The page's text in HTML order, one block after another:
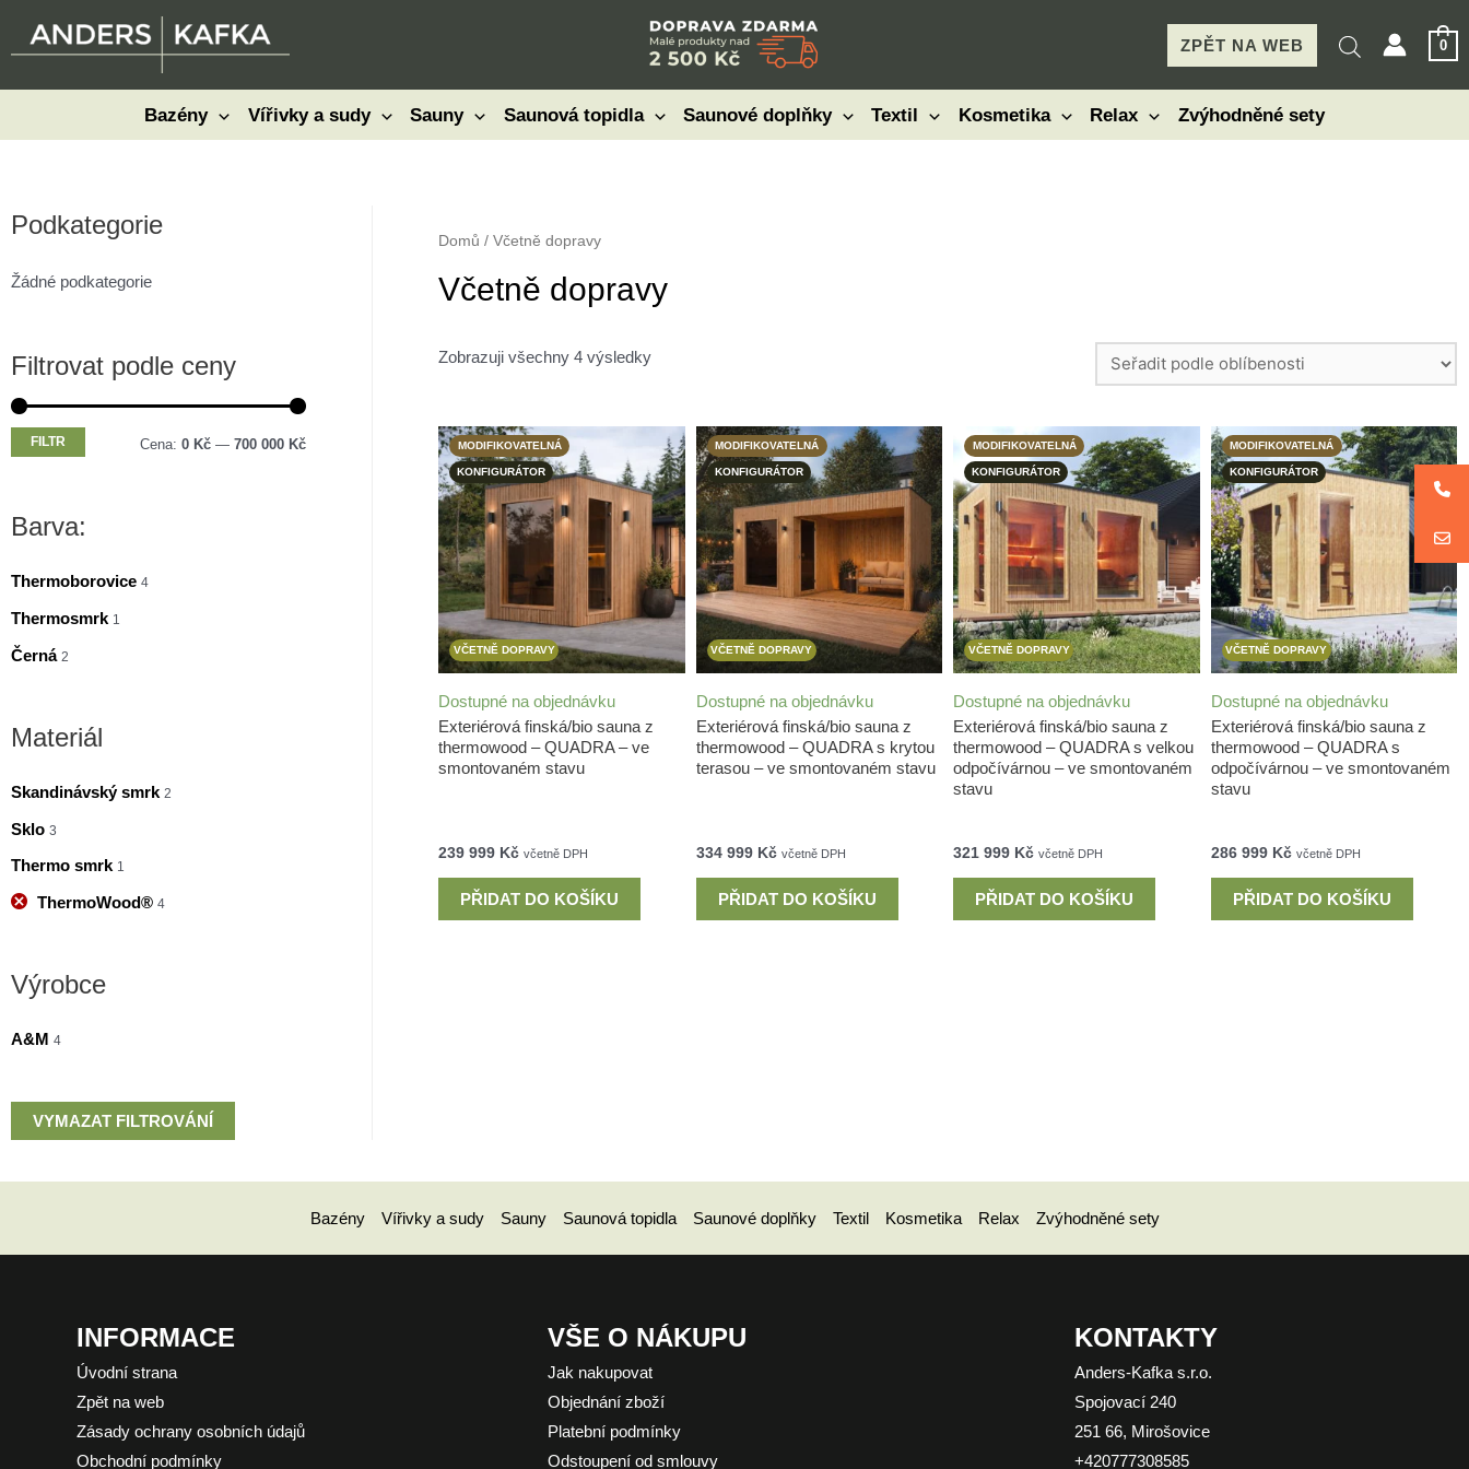
ZPĚT NA WEB 0
Bazény Vířivky a sudy Sauny Saunová topidla Saunové doplňky Textil Kosmetika Relax Zvýhodněné sety
Podkategorie
Žádné podkategorie
Filtrovat podle ceny
MM
FILTR Cena: 0 Kč — 700 000 Kč
Barva:
Thermoborovice 4
Thermosmrk 1
Černá 2
Materiál
Skandinávský smrk 2
Sklo 3
Thermo smrk 1
ThermoWood® 4
Výrobce
A&M 4
VYMAZAT FILTROVÁNÍ
Domů / Včetně dopravy
Včetně dopravy
Zobrazuji všechny 4 výsledky
VČETNĚ DOPRAVY
MODIFIKOVATELNÁ
KONFIGURÁTOR
Dostupné na objednávku
Exteriérová finská/bio sauna z
thermowood – QUADRA – ve
smontovaném stavu
239 999 Kč včetně DPH
PŘIDAT DO KOŠÍKU
VČETNĚ DOPRAVY
MODIFIKOVATELNÁ
KONFIGURÁTOR
Dostupné na objednávku
Exteriérová finská/bio sauna z
thermowood – QUADRA s krytou
terasou – ve smontovaném stavu
334 999 Kč včetně DPH
PŘIDAT DO KOŠÍKU
VČETNĚ DOPRAVY
MODIFIKOVATELNÁ
KONFIGURÁTOR
Dostupné na objednávku
Exteriérová finská/bio sauna z
thermowood – QUADRA s velkou
odpočívárnou – ve smontovaném
stavu
321 999 Kč včetně DPH
PŘIDAT DO KOŠÍKU
VČETNĚ DOPRAVY
MODIFIKOVATELNÁ
KONFIGURÁTOR
Dostupné na objednávku
Exteriérová finská/bio sauna z
thermowood – QUADRA s
odpočívárnou – ve smontovaném
stavu
286 999 Kč včetně DPH
PŘIDAT DO KOŠÍKU
Bazény Vířivky a sudy Sauny Saunová topidla Saunové doplňky Textil Kosmetika Relax Zvýhodněné sety
INFORMACE
Úvodní strana
Zpět na web
Zásady ochrany osobních údajů
Obchodní podmínky
VŠE O NÁKUPU
Jak nakupovat
Objednání zboží
Platební podmínky
Odstoupení od smlouvy
KONTAKTY
Anders-Kafka s.r.o.
Spojovací 240
251 66, Mirošovice
+420777308585